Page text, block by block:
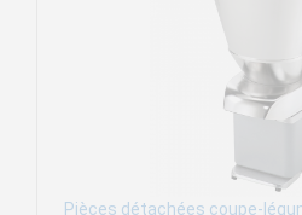
Pièces détachées coupe-